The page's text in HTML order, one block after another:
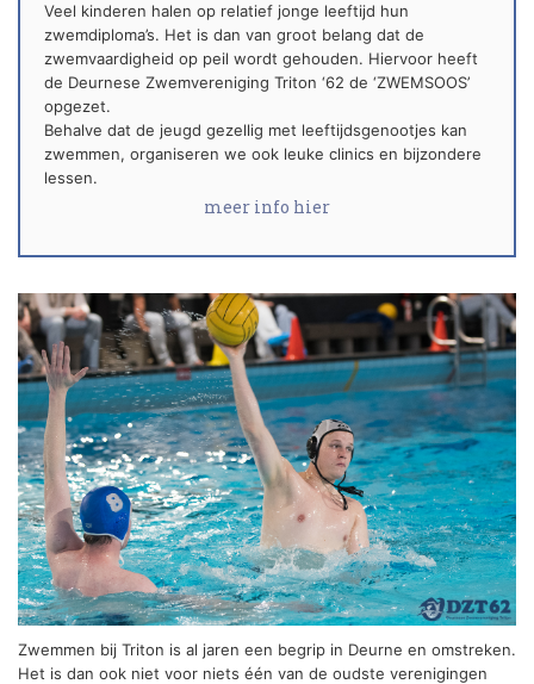
Veel kinderen halen op relatief jonge leeftijd hun
zwemdiploma’s. Het is dan van groot belang dat de
zwemvaardigheid op peil wordt gehouden. Hiervoor heeft
de Deurnese Zwemvereniging Triton ‘62 de ‘ZWEMSOOS’
opgezet.
Behalve dat de jeugd gezellig met leeftijdsgenootjes kan
zwemmen, organiseren we ook leuke clinics en bijzondere
lessen.
meer info hier
Zwemmen bij Triton is al jaren een begrip in Deurne en omstreken.
Het is dan ook niet voor niets één van de oudste verenigingen